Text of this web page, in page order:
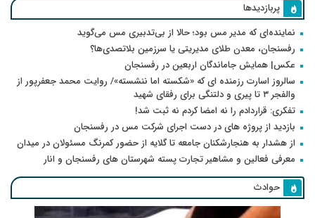
پربازدیدها
نماینده‌ای که مدیر مس بود؛ حالا از بی‌تدبیری مس می‌گوید
رفسنجان، معدن طلای مدیریتی یا سرزمین بلاتصدی‌ها؟
عکس| همایش جاماندگان اربعین در رفسنجان
سالروز اسارت رزمنده ای که «شکسته اما ننشسته»/ روایت محمد جعفرپور از
والفجر ۳ تا پیری و دلتنگی برای رفقای شهید
تفکری: قراردادم را نه امضا کردم نه ثبت شد!
بازدید از پروژه های در دست اجرای شرکت مس در رفسنجان
از هشدار به هنجارشکنان جامعه تا گلایه از حضور کمرنگ مسئولان در میدان
معرفی فعالین و مشاهیر تجارت پسته شهرستان های رفسنجان و انار
حوادث